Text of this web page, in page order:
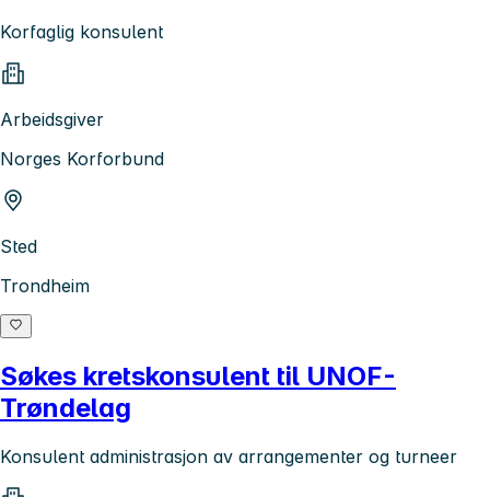
Korfaglig konsulent
Arbeidsgiver
Norges Korforbund
Sted
Trondheim
Søkes kretskonsulent til UNOF-
Trøndelag
Konsulent administrasjon av arrangementer og turneer